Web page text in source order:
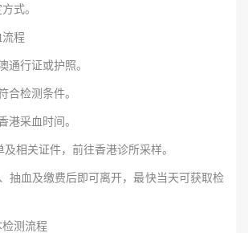
式。
程
行证或护照。
检测条件。
采血时间。
关证件，前往香港诊所采样。
血及缴费后即可离开，最快当天可获取检
测流程